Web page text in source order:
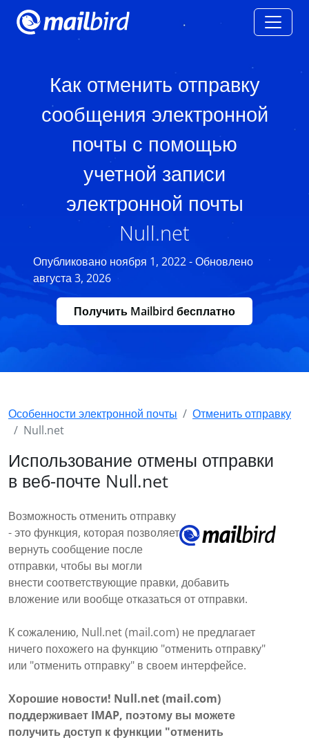
Как отменить отправку
сообщения электронной
почты с помощью
учетной записи
электронной почты
Null.net
Опубликовано ноября 1, 2022 - Обновлено
августа 3, 2026
Получить Mailbird бесплатно
Особенности электронной почты
Отменить отправку
Null.net
Использование отмены отправки
в веб-почте Null.net
Возможность отменить отправку
- это функция, которая позволяет
вернуть сообщение после
отправки, чтобы вы могли
внести соответствующие правки, добавить
вложение или вообще отказаться от отправки.
К сожалению, Null.net (mail.com) не предлагает
ничего похожего на функцию "отменить отправку"
или "отменить отправку" в своем интерфейсе.
Хорошие новости! Null.net (mail.com)
поддерживает IMAP, поэтому вы можете
получить доступ к функции "отменить